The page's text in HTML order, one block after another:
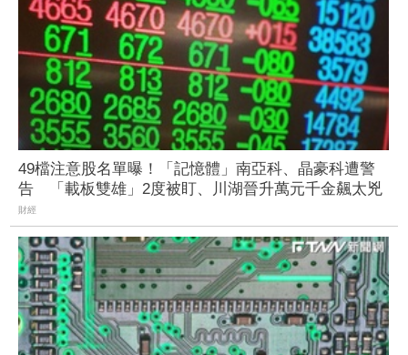
49檔注意股名單曝！「記憶體」南亞科、晶豪科遭警
告 「載板雙雄」2度被盯、川湖晉升萬元千金飆太兇
財經